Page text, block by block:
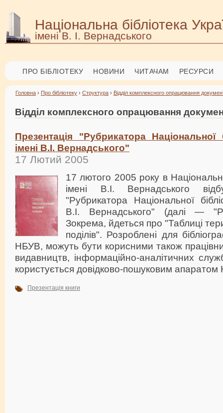
Національна бібліотека
імені В. І. Вернадського
ПРО БІБЛІОТЕКУ НОВИНИ ЧИТАЧАМ РЕСУРСИ
Головна › Про бібліотеку › Структура › Відділ комплексного опрацювання
Відділ комплексного опрацювання
Презентація "Рубрикатора Національної
імені В.І. Вернадського"
17 Лютий 2005
17 лютого 2005 року в
імені В.І. Вернадського
"Рубрикатора Національної
В.І. Вернадського" (далі —
Зокрема, йдеться про "Таблиці
поділів". Розроблені для
НБУВ, можуть бути корисними також
видавництв, інформаційно-аналітичних
користується довідково-пошуковим
Презентація книги